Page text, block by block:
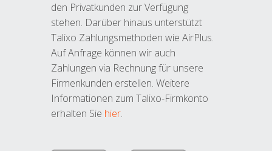
den Privatkunden zur Verfügung
stehen. Darüber hinaus unterstützt
Talixo Zahlungsmethoden wie AirPlus.
Auf Anfrage können wir auch
Zahlungen via Rechnung für unsere
Firmenkunden erstellen. Weitere
Informationen zum Talixo-Firmkonto
erhalten Sie hier.